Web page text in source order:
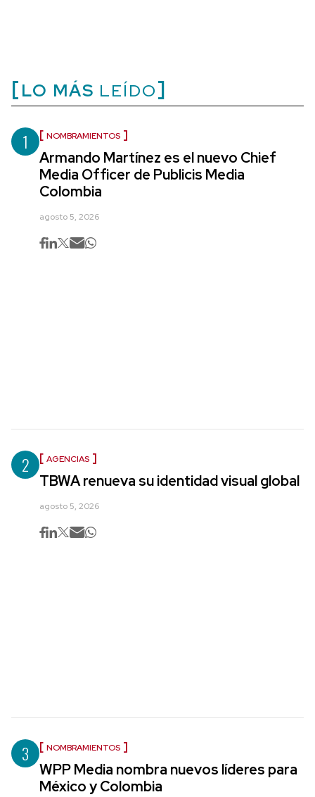
LO MÁS LEÍDO
1 NOMBRAMIENTOS
Armando Martínez es el nuevo Chief
Media Officer de Publicis Media
Colombia
agosto 5, 2026
2 AGENCIAS
TBWA renueva su identidad visual global
agosto 5, 2026
3 NOMBRAMIENTOS
WPP Media nombra nuevos líderes para
México y Colombia